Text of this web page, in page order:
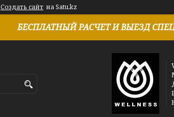
Создать сайт на Satu.kz
БЕСПЛАТНЫЙ РАСЧЕТ И ВЫЕЗД